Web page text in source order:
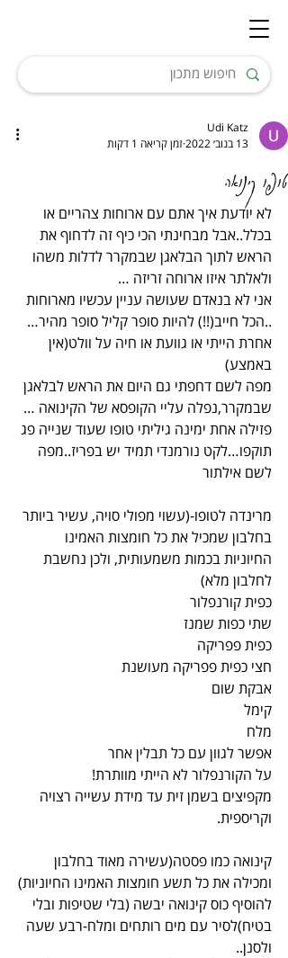
טופו קינואה
Udi Katz
13 בנוב׳ 2022
זמן קריאה 1 דקות
לא יודעת איך אתם עם ארוחות צהריים או
בכלל..אבל מבחינתי הכי כיף זה לדחוף את
הראש לתוך הבלאגן שבמקרר לדלות משהו
ולאלתר איזו ארוחה זריזה …
אני לא בנאדם שעושה עניין עכשיו מארוחות
..הכל חייב(!!) להיות סופר קליל סופר מהיר…
אחרת הייתי או גוועת או חיה על וולט(אין
באמצע)
מפה לשם דחפתי גם היום את הראש לבלאגן
שבמקרר,נפלה עליי הקופסא של הקינואה …
פזילה אחת ימינה גיליתי טופו שעוד שנייה פג
תוקפו…לקט נורמנדי תמיד יש בפריז..מפה
לשם אילתור
מרינדה לטופו-(עשוי מפולי סויה, עשיר ביותר
בחלבון שמכיל את כל חומצות האמינו
החיוניות בכמות משמעותית, ולכן נחשבת
לחלבון מלא)
כפית קורנפלור
שתי כפות שמנז
כפית פפריקה
חצי כפית פפריקה מעושנת
אבקת שום
קימל
מלח
אפשר לגוון עם כל תבלין אחר
על הקורנפלור לא הייתי מוותרת!
מקפיצים בשמן זית עד מידת עשייה רצויה
וקריספית.
קינואה כמו פסטה(עשירה מאוד בחלבון
ומכילה את כל תשע חומצות האמינו החיוניות)
להוסיף כוס קינואה יבשה (בלי שטיפות ובלי
בטיח)לסיר עם מים רותחים ומלח-רבע שעה
ולסנן..